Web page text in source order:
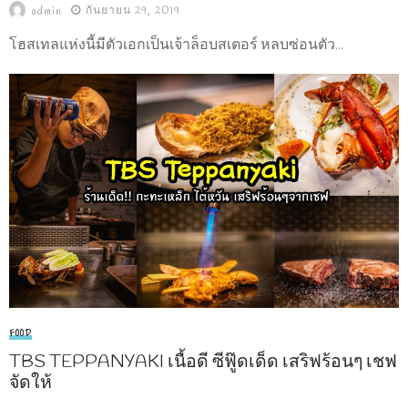
admin กันยายน 29, 2019
โฮสเทลแห่งนี้มีตัวเอกเป็นเจ้าล็อบสเตอร์ หลบซ่อนตัว...
FOOD
TBS TEPPANYAKI เนื้อดี ซีฟู๊ดเด็ด เสริฟร้อนๆ เชฟ
จัดให้